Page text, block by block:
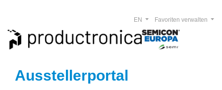
Ausstellerportal
Favoriten verwalten
EN